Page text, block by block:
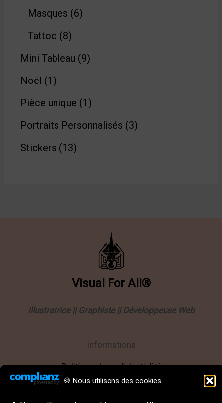
🍪 Nous utilisons des cookies
Masques 6
Tattoo 8
Mini Tableau 9
Noël 1
Pièce unique 1
Portraits Personnalisés 3
Stickers 13
Visual For All®
Illustratrice || Graphiste || Développeuse Web
Informations
Politique de confidentialité
Mentions légales